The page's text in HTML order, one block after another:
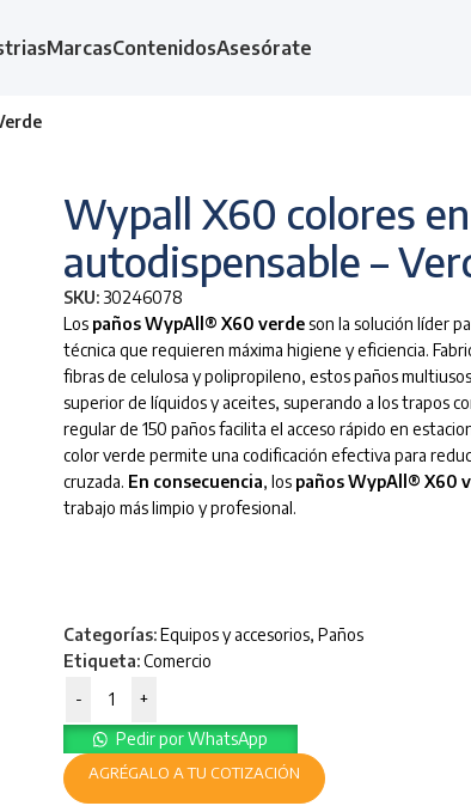
MarcasContenidosAsesórate
Wypall X60 colores
autodispensable –
SKU:30246078
Los paños WypAll® X60 verdeson la solución líder
técnica que requieren máxima higiene y eficiencia.
fibras de celulosa y polipropileno, estos paños
superior de líquidos y aceites, superando a los trapos
regular de 150 paños facilita el acceso rápido en
color verde permite una codificación efectiva para
cruzada. En consecuencia, los paños WypAll® X60
trabajo más limpio y profesional.
Categorías:Equipos y accesorios, Paños
Etiqueta:Comercio
-
+
Pedir por WhatsApp
AGRÉGALO A TU COTIZACIÓN